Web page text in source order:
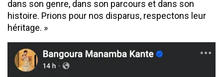
dans son genre, dans son parcours et dans son
histoire. Prions pour nos disparus, respectons leur
héritage. »